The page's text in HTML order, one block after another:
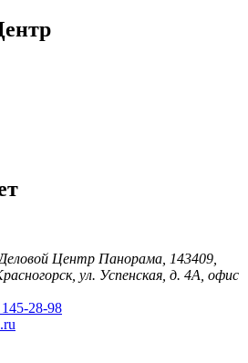
Центр Панорама, 143409,
ул. Успенская, д. 4А, офис
28-98